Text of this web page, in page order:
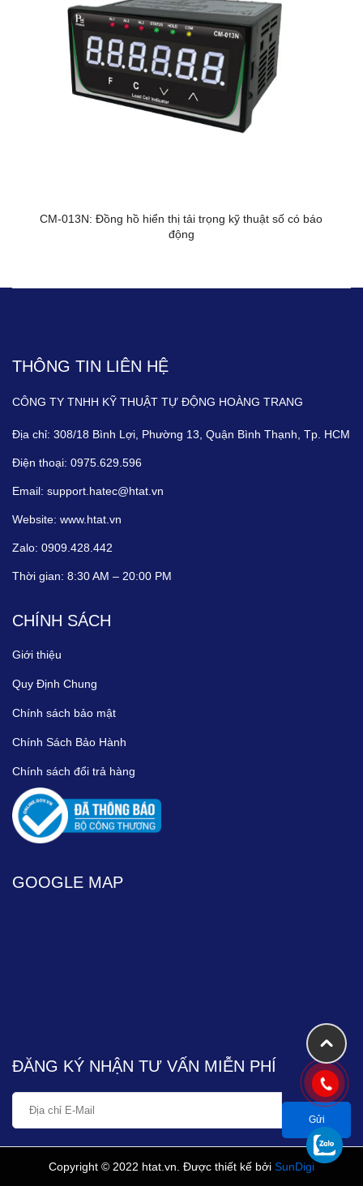
CM-013N: Đồng hồ hiển thị tải trọng kỹ thuật số có báo
động
THÔNG TIN LIÊN HỆ
CÔNG TY TNHH KỸ THUẬT TỰ ĐỘNG HOÀNG TRANG
Địa chỉ: 308/18 Bình Lợi, Phường 13, Quận Bình Thạnh, Tp. HCM
Điện thoại: 0975.629.596
Email: support.hatec@htat.vn
Website: www.htat.vn
Zalo: 0909.428.442
Thời gian: 8:30 AM – 20:00 PM
CHÍNH SÁCH
Giới thiệu
Quy Định Chung
Chính sách bảo mật
Chính Sách Bảo Hành
Chính sách đổi trả hàng
GOOGLE MAP
ĐĂNG KÝ NHẬN TƯ VẤN MIỄN PHÍ
Copyright © 2022 htat.vn. Được thiết kế bởi SunDigi